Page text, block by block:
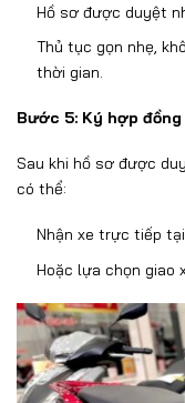
Hồ sơ được duyệt
Thủ tục gọn nhẹ, kh
thời gian.
Bước 5: Ký hợp đ
Sau khi hồ sơ được
có thể:
Nhận xe trực tiếp
Hoặc lựa chọn giao